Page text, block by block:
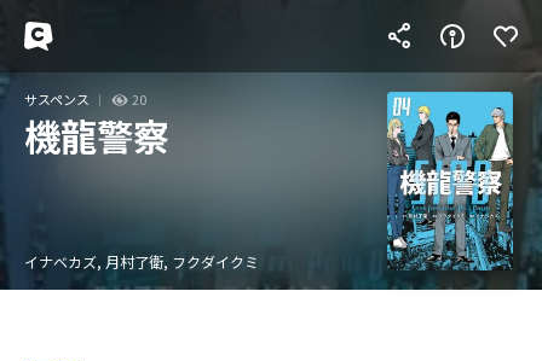
サスペンス 20
機龍警察
イナベカズ, 月村了衛, フクダイクミ